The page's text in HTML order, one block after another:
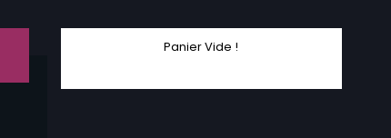
Panier Vide !